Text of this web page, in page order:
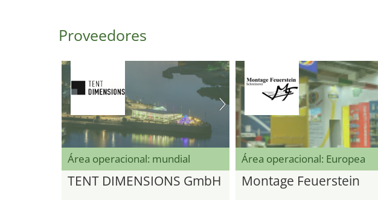
Proveedores
Área operacional: mundial
TENT DIMENSIONS GmbH
Área operacional: Europea
Montage Feuerstein